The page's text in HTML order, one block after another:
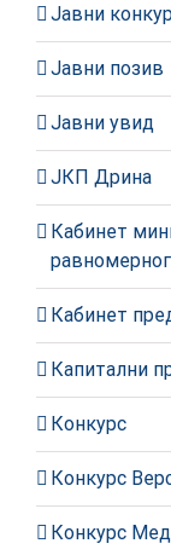
Јавни
Јавни позив
Јавни увид
ЈКП Дрина
Кабинет
равномерног
Кабинет
Капитални
Конкурс
Конкурс
Конкурс